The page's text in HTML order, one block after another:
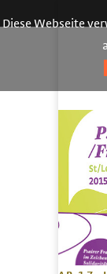
Diese Webseite